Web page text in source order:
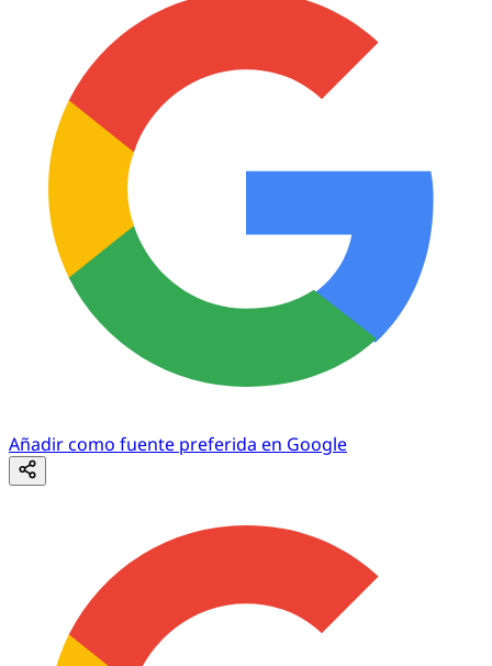
Añadir como fuente preferida en Google